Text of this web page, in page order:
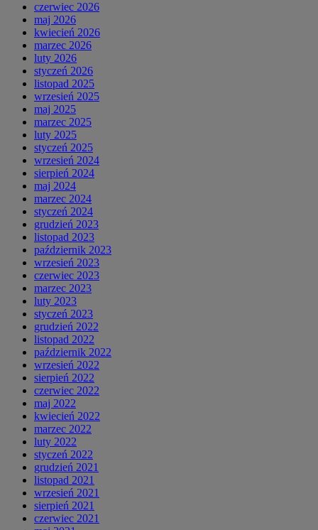
czerwiec 2026
maj 2026
kwiecień 2026
marzec 2026
luty 2026
styczeń 2026
listopad 2025
wrzesień 2025
maj 2025
marzec 2025
luty 2025
styczeń 2025
wrzesień 2024
sierpień 2024
maj 2024
marzec 2024
styczeń 2024
grudzień 2023
listopad 2023
październik 2023
wrzesień 2023
czerwiec 2023
marzec 2023
luty 2023
styczeń 2023
grudzień 2022
listopad 2022
październik 2022
wrzesień 2022
sierpień 2022
czerwiec 2022
maj 2022
kwiecień 2022
marzec 2022
luty 2022
styczeń 2022
grudzień 2021
listopad 2021
wrzesień 2021
sierpień 2021
czerwiec 2021